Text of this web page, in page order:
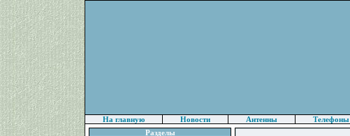
На главную Новости Антенны Телефоны
Разделы